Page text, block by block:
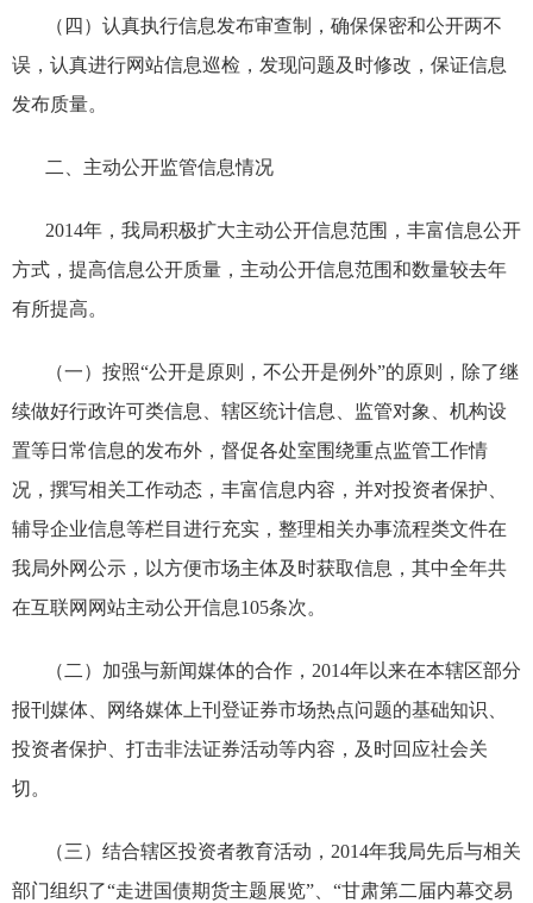
（四）认真执行信息发布审查制，确保保密和公开两不
误，认真进行网站信息巡检，发现问题及时修改，保证信息
发布质量。
二、主动公开监管信息情况
2014年， 我局积极扩大主动公开信息范围，丰富信息公开
方式，提高信息公开质量， 主动公开信息范围和数量较去年
有所提高。
（一）按照“公开是原则，不公开是例外”的原则，除了继
续做好行政许可类信息、辖区统计信息、监管对象、机构设
置等日常信息的发布外，督促各处室围绕重点监管工作情
况，撰写相关工作动态，丰富信息内容，并对投资者保护、
辅导企业信息等栏目进行充实，整理相关办事流程类文件在
我局外网公示，以方便市场主体及时获取信息， 其中全年共
在互联网网站主动公开信息105条次。
（二） 加强与新闻媒体的合作， 2014年以来在本辖区部分
报刊媒体、网络媒体上刊登证券市场热点问题的基础知识、
投资者保护、打击非法证券活动等内容，及时回应社会关
切。
（三）结合辖区投资者教育活动， 2014年我局先后与相关
部门组织了“走进国债期货主题展览”、“甘肃第二届内幕交易